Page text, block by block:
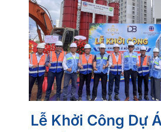
Lễ Khởi Công Dự